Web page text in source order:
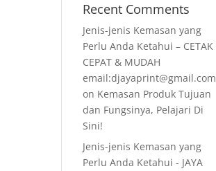
Recent Comments
Jenis-jenis Kemasan yang
Perlu Anda Ketahui – CETAK
CEPAT & MUDAH
email:djayaprint@gmail.com
on Kemasan Produk Tujuan
dan Fungsinya, Pelajari Di
Sini!
Jenis-jenis Kemasan yang
Perlu Anda Ketahui - JAYA